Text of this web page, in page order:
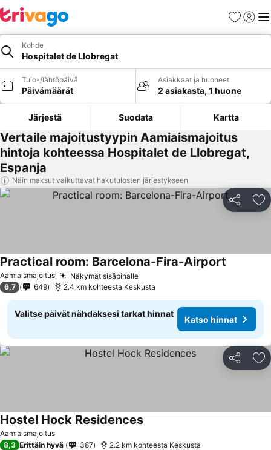
Suosikit
Kohde
Hospitalet de Llobregat
Tulo-/lähtöpäivä
Päivämäärät
Asiakkaat ja huoneet
2 asiakasta, 1 huone
Järjestä Suodata Kartta
Vertaile majoitustyypin Aamiaismajoitus
hintoja kohteessa Hospitalet de Llobregat,
Espanja
Näin maksut vaikuttavat hakutulosten järjestykseen
Jaa
Aamiaismajoitus Näkymät sisäpihalleKatso hinnat
Practical room: Barcelona-Fira-Airport
6,7 649 2.4 km kohteesta Keskusta
Valitse päivät nähdäksesi tarkat hinnat
Katso hinnat
Jaa
Aamiaismajoitus
Hostel Hock ResidencesKatso hinnat
8,3 Erittäin hyvä 387 2.2 km kohteesta Keskusta